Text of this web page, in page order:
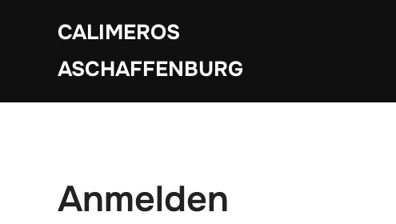
CALIMEROS
ASCHAFFENBURG
Anmelden